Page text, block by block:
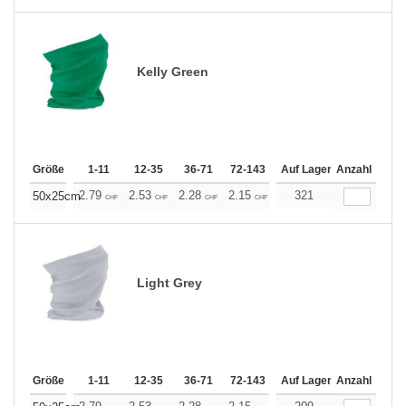
Kelly Green
Größe 1-11 12-35 36-71 72-143 144-287 288 +
Auf Lager Anzahl
50x25cm2.79 CHF 2.53 CHF 2.28 CHF 2.15 CHF 2.03CHF
321
Light Grey
Größe 1-11 12-35 36-71 72-143 144-287 288 +
Auf Lager Anzahl